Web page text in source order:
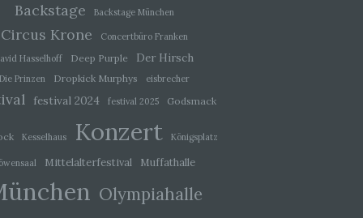
Backstage Backstage München
Circus Krone
Concertbüro Franken
Hasselhoff
Deep Purple Der Hirsch
Die Prinzen Dropkick Murphys eisbrecher
festival 2024 festival 2025 Godsmack
Kesselhaus Konzert Königsplatz
Mittelalterfestival Muffathalle
Olympiahalle